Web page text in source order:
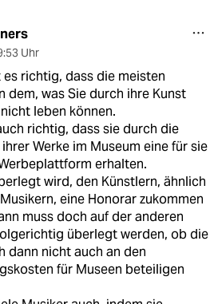
Uhr
richtig, dass die meisten
dem, was Sie durch ihre Kunst
leben können.
richtig, dass sie durch die
Werke im Museum eine für sie
erhalten.
wird, den Künstlern, ähnlich
eine Honorar zukommen
muss doch auf der anderen
überlegt werden, ob die
dann nicht auch an den
für Museen beteiligen